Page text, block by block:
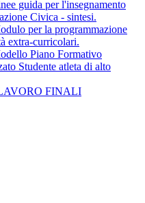
guida per l'insegnamento
Civica - sintesi.
per la programmazione
extra-curricolari.
Piano Formativo
Studente atleta di alto
FINALI